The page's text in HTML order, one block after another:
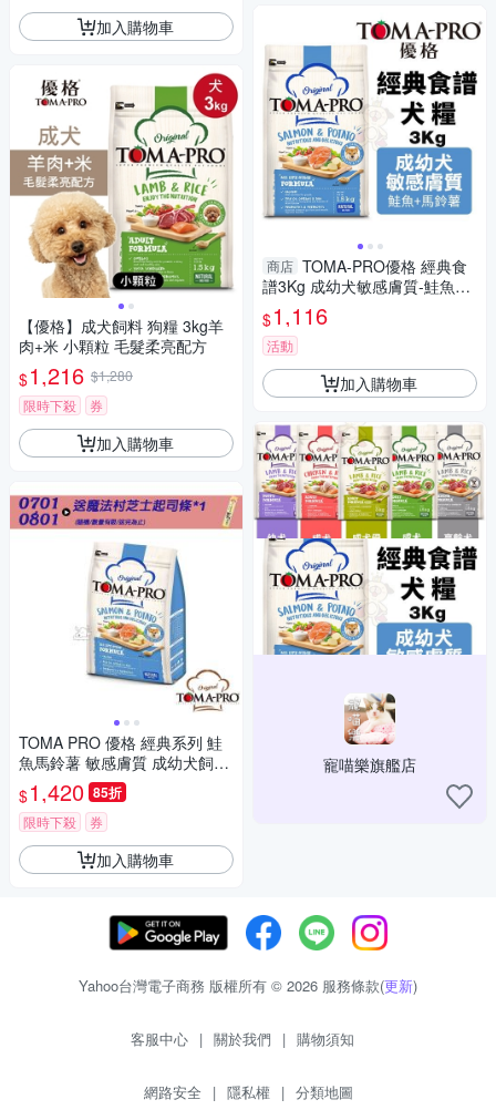
加入購物車
【優格】成犬飼料 狗糧 3kg羊
肉+米 小顆粒 毛髮柔亮配方
$1,216 $1,280
限時下殺
券
加入購物車
TOMA PRO 優格 經典系列 鮭
魚馬鈴薯 敏感膚質 成幼犬飼料
3公斤 2包
$1,420 85折
限時下殺 券
加入購物車
商店 TOMA-PRO優格 經典食
譜3Kg 成幼犬敏感膚質-鮭魚
+馬鈴薯配方 犬糧
$1,116
活動
加入購物車
寵喵樂旗艦店
Yahoo台灣電子商務 版權所有 © 2026 服務條款(更新)
客服中心 | 關於我們 | 購物須知
網路安全 | 隱私權 | 分類地圖